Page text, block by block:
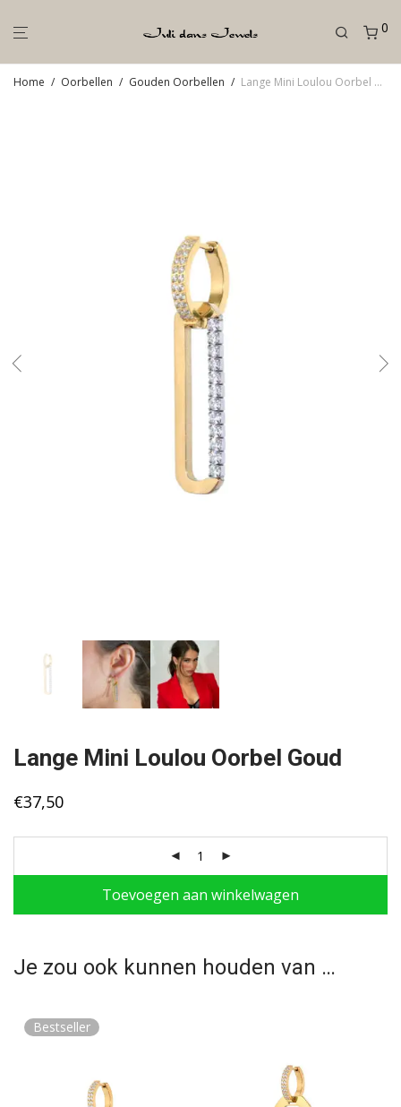
0
Home / Oorbellen / Gouden Oorbellen / Lange Mini Loulou Oorbel Goud
Lange Mini Loulou Oorbel Goud
€37,50
Toevoegen aan winkelwagen
Je zou ook kunnen houden van …
Bestseller